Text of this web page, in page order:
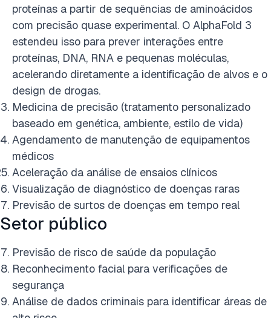
proteínas a partir de sequências de aminoácidos
com precisão quase experimental. O AlphaFold 3
estendeu isso para prever interações entre
proteínas, DNA, RNA e pequenas moléculas,
acelerando diretamente a identificação de alvos e o
design de drogas.
Medicina de precisão (tratamento personalizado
baseado em genética, ambiente, estilo de vida)
Agendamento de manutenção de equipamentos
médicos
Aceleração da análise de ensaios clínicos
Visualização de diagnóstico de doenças raras
Previsão de surtos de doenças em tempo real
Setor público
Previsão de risco de saúde da população
Reconhecimento facial para verificações de
segurança
Análise de dados criminais para identificar áreas de